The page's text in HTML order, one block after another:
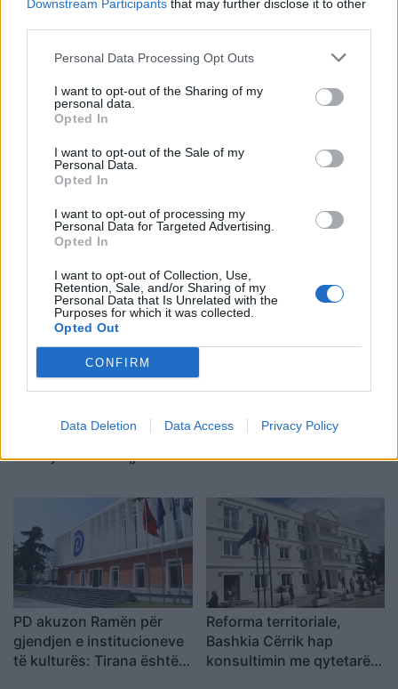
Downstream Participants that may further disclose it to other
Personal Data Processing Opt Outs
I want to opt-out of the Sharing of my
personal data.
Opted In
I want to opt-out of the Sale of my
Personal Data.
Opted In
I want to opt-out of processing my
Personal Data for Targeted Advertising.
Opted In
I want to opt-out of Collection, Use,
Retention, Sale, and/or Sharing of my
Personal Data that Is Unrelated with the
Purposes for which it was collected.
Opted Out
CONFIRM
Data Deletion Data Access Privacy Policy
Zjarret në vend, Ministria
e Mbrojtjes: Nëntë vatra
nën monitorim, zonat e
banuara jashtë rrezikut
Protesta e dytë në
Memaliaj kundër reformës
refuzojnë bashkimin me
Tepelenën
Protesta e 69 kundër
qeverisë/ Qytetarët
kërkojnë dorëheqjen e
sheshin “Skënderbej”:
Fuqia qëndron te
bashkimi
Sokol Hoxha ekstradohet
në Shqipëri, Ambasada
Amerikane: SHBA nuk
kriminelët që abuzojnë me
sistemin e emigracionit
PD akuzon Ramën për
gjendjen e institucioneve
të kulturës: Tirana është
Reforma territoriale,
Bashkia Cërrik hap
konsultimin me qytetarët,